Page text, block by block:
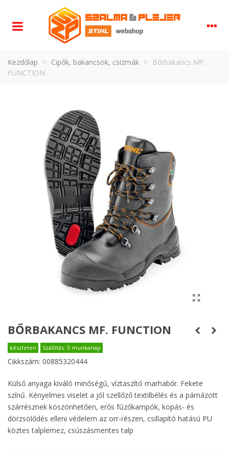
Kezdőlap > Cipők, bakancsok, csizmák >
Bőrbakancs MF.
FUNCTION
BŐRBAKANCS MF. FUNCTION
készleten Szállítás: 3 munkanap
Cikkszám: 00885320444
Külső anyaga kiváló minőségű, víztaszító marhabőr. Fekete
színű. Kényelmes viselet a jól szellőző textilbélés és a párnázott
szárrésznek köszönhetően, erős fűzőkampók, kopás- és
dörzsölődés elleni védelem az orr-részen, csillapító hatású PU
köztes talplemez, csúszásmentes talp